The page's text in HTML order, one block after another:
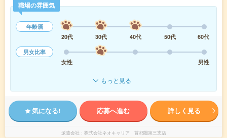
職場の雰囲気
年齢層
20代
30代 40代 50代
60代
男女比率
女性
男性
もっと見る
気になる! 応募へ進む 詳しく見る
派遣会社 株式会社ネオキャリア 首都圏第三支店